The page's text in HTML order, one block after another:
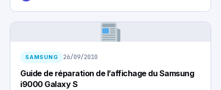
SAMSUNG 26/09/2010
Guide de réparation de l’affichage du Samsung
i9000 Galaxy S